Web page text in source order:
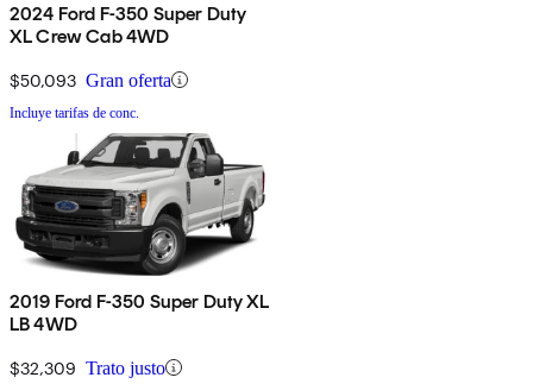
2024 Ford F-350 Super Duty
XL Crew Cab 4WD
$50,093 Gran oferta
Incluye tarifas de conc.
2019 Ford F-350 Super Duty XL
LB 4WD
$32,309 Trato justo